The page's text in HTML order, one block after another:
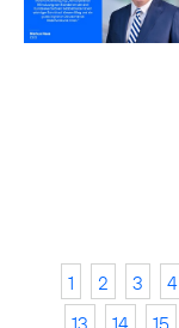
1 2 3 4
13
14 15